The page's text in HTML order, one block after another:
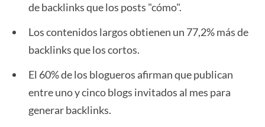
de backlinks que los posts "cómo".
Los contenidos largos obtienen un 77,2% más de
backlinks que los cortos.
El 60% de los blogueros afirman que publican
entre uno y cinco blogs invitados al mes para
generar backlinks.